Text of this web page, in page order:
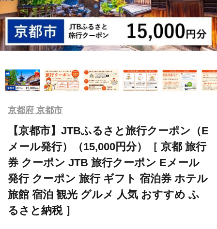
京都府 京都市
【京都市】JTBふるさと旅行クーポン（E
メール発行）（15,000円分）［ 京都 旅行
券 クーポン JTB 旅行クーポン Eメール
発行 クーポン 旅行 ギフト 宿泊券 ホテル
旅館 宿泊 観光 グルメ 人気 おすすめ ふ
るさと納税 ］